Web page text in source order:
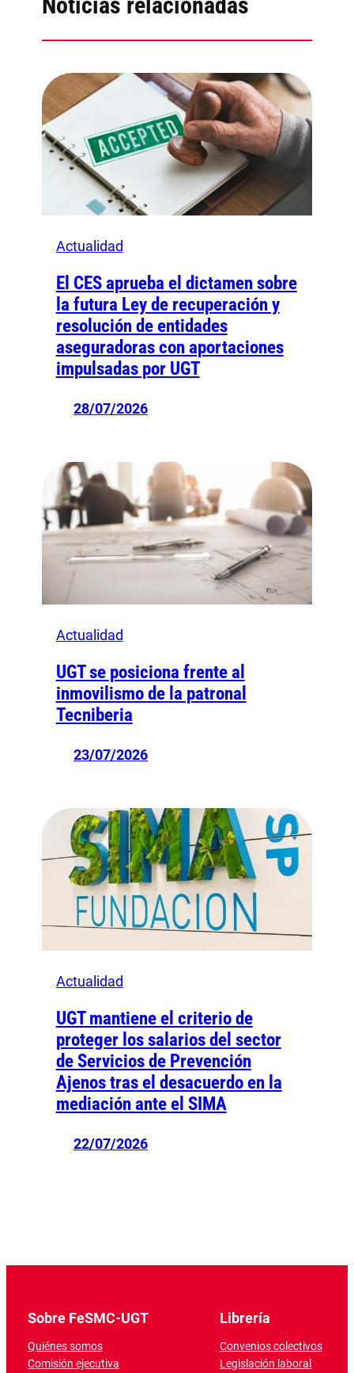
Actualidad
El CES aprueba el dictamen sobre
la futura Ley de recuperación y
resolución de entidades
aseguradoras con aportaciones
impulsadas por UGT
28/07/2026
Actualidad
UGT se posiciona frente al
inmovilismo de la patronal
Tecniberia
23/07/2026
Actualidad
UGT mantiene el criterio de
proteger los salarios del sector
de Servicios de Prevención
Ajenos tras el desacuerdo en la
mediación ante el SIMA
22/07/2026
Sobre FeSMC-UGT
Quiénes somos
Comisión ejecutiva
Librería
Convenios colectivos
Legislación laboral